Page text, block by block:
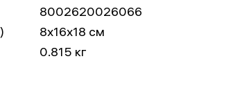
8002620026066
8x16x18 см
0.815 кг